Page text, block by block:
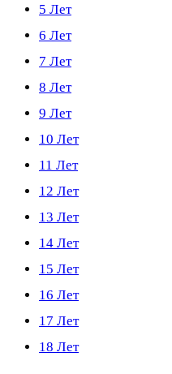
5 Лет
6 Лет
7 Лет
8 Лет
9 Лет
10 Лет
11 Лет
12 Лет
13 Лет
14 Лет
15 Лет
16 Лет
17 Лет
18 Лет